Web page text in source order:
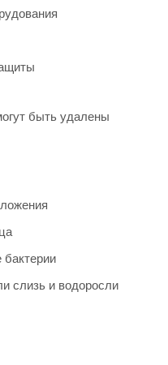
быть удалены
слизь и водоросли